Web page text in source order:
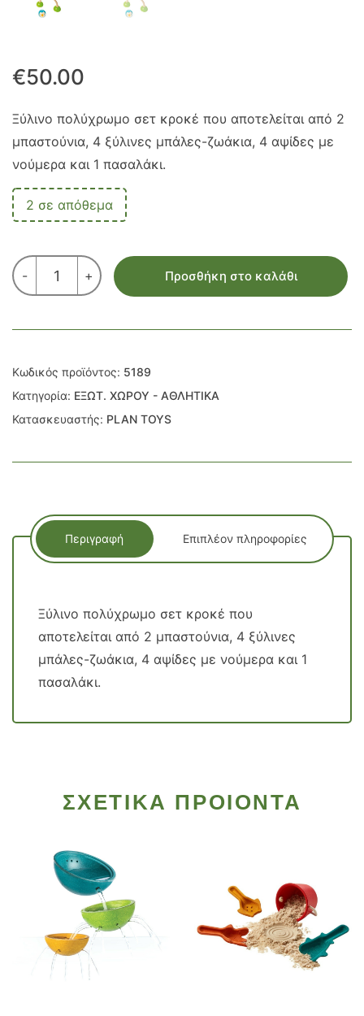
€50.00
Ξύλινο πολύχρωμο σετ κροκέ που αποτελείται από 2
μπαστούνια, 4 ξύλινες μπάλες-ζωάκια, 4 αψίδες με
νούμερα και 1 πασαλάκι.
2 σε απόθεμα
-
(CROQUET)
ΜΕ
ποσότητα
+ Προσθήκη στο καλάθι
Κωδικός προϊόντος: 5189
Κατηγορία: ΕΞΩΤ. ΧΩΡΟΥ - ΑΘΛΗΤΙΚΑ
Κατασκευαστής: PLAN TOYS
Περιγραφή Επιπλέον πληροφορίες
Ξύλινο πολύχρωμο σετ κροκέ που
αποτελείται από 2 μπαστούνια, 4 ξύλινες
μπάλες-ζωάκια, 4 αψίδες με νούμερα και 1
πασαλάκι.
ΣΧΕΤΙΚΑ ΠΡΟΙΟΝΤΑ